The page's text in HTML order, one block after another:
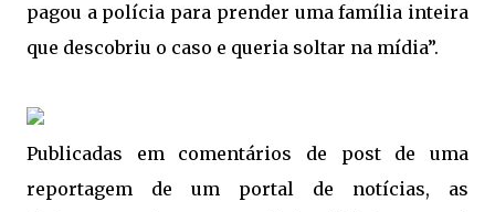
pagou a polícia para prender uma família inteira
que descobriu o caso e queria soltar na mídia”.
Publicadas em comentários de post de uma
reportagem de um portal de notícias, as